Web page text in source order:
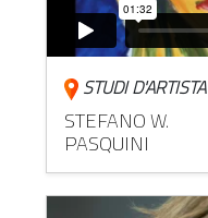
STUDI D'ARTISTA
STEFANO W.
PASQUINI